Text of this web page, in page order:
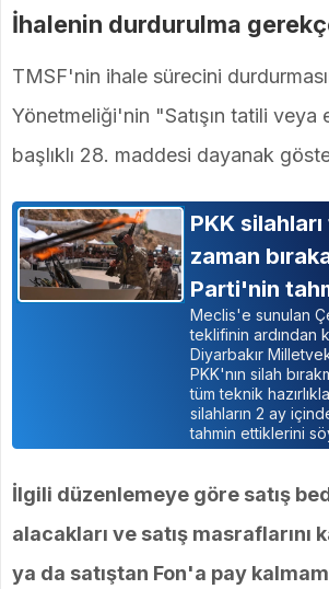
İhalenin durdurulma
TMSF'nin ihale sürecini
Yönetmeliği'nin "Satışın tatili veya
başlıklı 28. maddesi dayanak
PKK
zaman
Parti'nin
Meclis'e sunulan
teklifinin ardından
Diyarbakır
PKK'nın silah
tüm teknik
silahların 2 ay içinde
tahmin ettiklerini
İlgili düzenlemeye göre satış
alacakları ve satış masraflarını
ya da satıştan Fon'a pay